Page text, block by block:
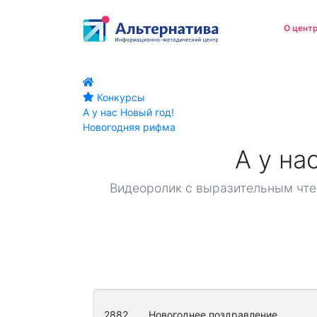
О
Конкурсы
А у нас Новый год!
Новогодняя рифма
А у
Видеоролик с выразительным